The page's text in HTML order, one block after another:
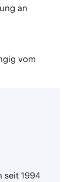
an
vom
seit 1994